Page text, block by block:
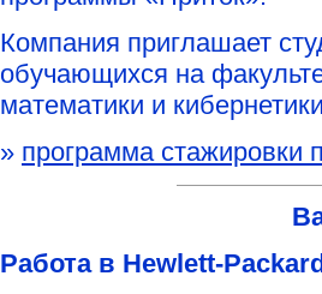
Компания приглашает
обучающихся на
математики и
» программа стажировки
Работа в Hewlett-